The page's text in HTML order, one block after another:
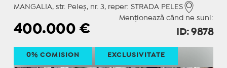
MANGALIA, str. Peleş, nr. 3, reper: STRADA PELES
Menționează când ne suni:
400.000 € ID: 9878
0% COMISION EXCLUSIVITATE